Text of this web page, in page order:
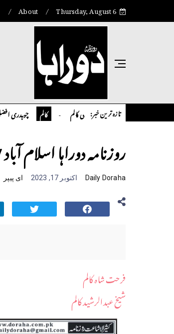
Thursday, August 6
About
تازہ ترین خبر:تمیور سلمان قاضی کالم کالم چوہدری افضل کالم
روزنامہ دوراہا اسلام آباد 17 اکتوبر 2023
Daily Doraha اکتوبر 17, 2023 ای پیپر
فرحت شاہ کالم
شیخ عبدالرشید کالم